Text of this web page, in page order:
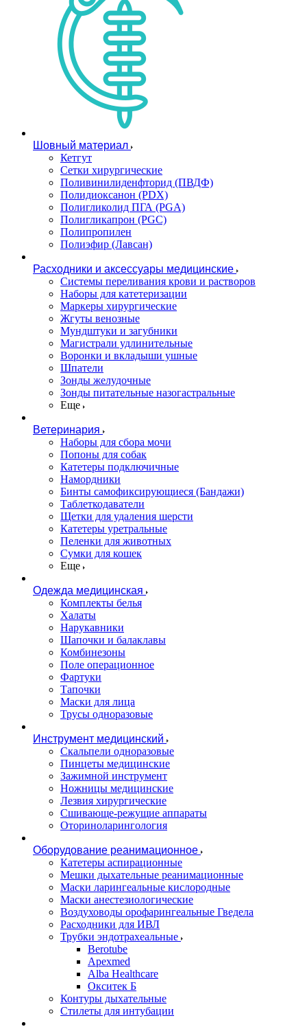
Шовный материал
Кетгут
Сетки хирургические
Поливинилиденфторид (ПВДФ)
Полидиоксанон (PDX)
Полигликолид ПГА (PGA)
Полигликапрон (PGC)
Полипропилен
Полиэфир (Лавсан)
Расходники и аксессуары медицинские
Системы переливания крови и растворов
Наборы для катетеризации
Маркеры хирургические
Жгуты венозные
Мундштуки и загубники
Магистрали удлинительные
Воронки и вкладыши ушные
Шпатели
Зонды желудочные
Зонды питательные назогастральные
Еще
Ветеринария
Наборы для сбора мочи
Попоны для собак
Катетеры подключичные
Намордники
Бинты самофиксирующиеся (Бандажи)
Таблеткодаватели
Щетки для удаления шерсти
Катетеры уретральные
Пеленки для животных
Сумки для кошек
Еще
Одежда медицинская
Комплекты белья
Халаты
Нарукавники
Шапочки и балаклавы
Комбинезоны
Поле операционное
Фартуки
Тапочки
Маски для лица
Трусы одноразовые
Инструмент медицинский
Скальпели одноразовые
Пинцеты медицинские
Зажимной инструмент
Ножницы медицинские
Лезвия хирургические
Сшивающе-режущие аппараты
Оториноларингология
Оборудование реанимационное
Катетеры аспирационные
Мешки дыхательные реанимационные
Маски ларингеальные кислородные
Маски анестезиологические
Воздуховоды орофарингеальные Гведела
Расходники для ИВЛ
Трубки эндотрахеальные
Berotube
Apexmed
Alba Healthcare
Окситек Б
Контуры дыхательные
Стилеты для интубации